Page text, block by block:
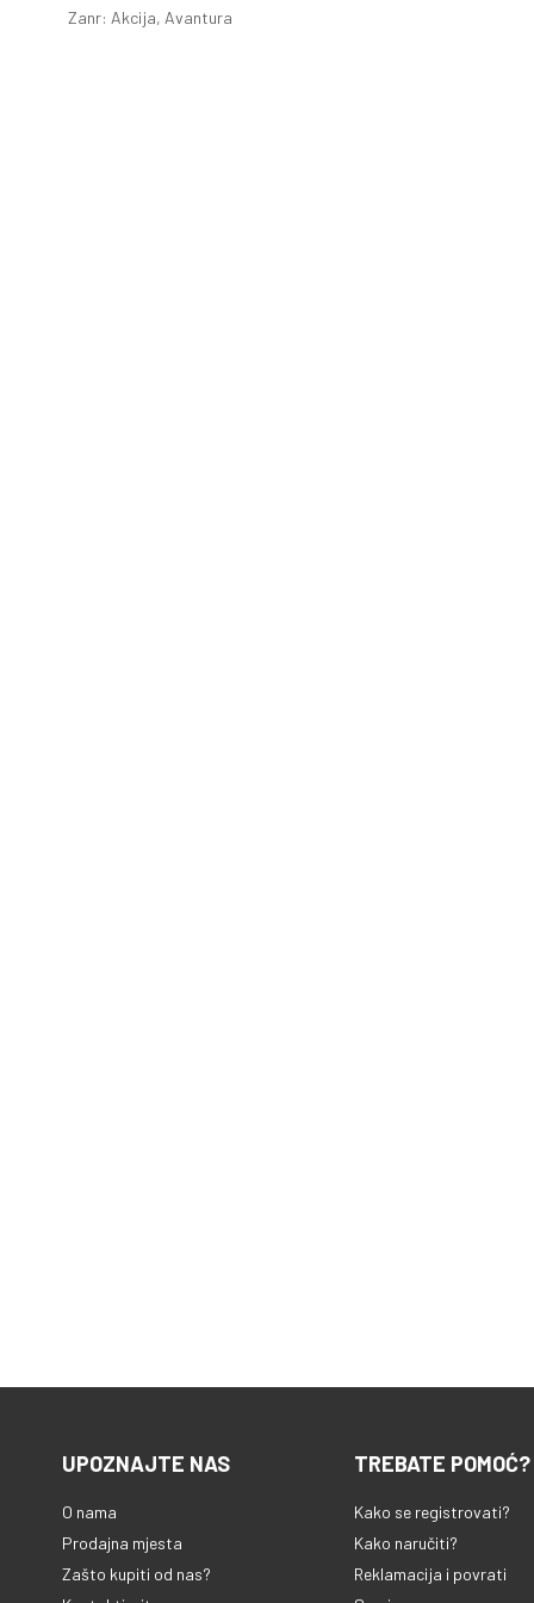
Zanr: Akcija, Avantura
UPOZNAJTE NAS
O nama
Prodajna mjesta
Zašto kupiti od nas?
TREBATE POMOĆ?
Kako se registrovati?
Kako naručiti?
Reklamacija i povrati